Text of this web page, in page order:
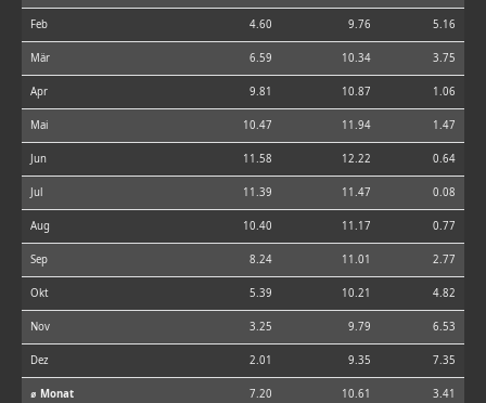
Feb 4.60 9.76 5.16
Mär 6.59 10.34 3.75
Apr 9.81 10.87 1.06
Mai 10.47 11.94 1.47
Jun 11.58 12.22 0.64
Jul 11.39 11.47 0.08
Aug 10.40 11.17 0.77
Sep 8.24 11.01 2.77
Okt 5.39 10.21 4.82
Nov 3.25 9.79 6.53
Dez 2.01 9.35 7.35
⌀ Monat 7.20 10.61 3.41